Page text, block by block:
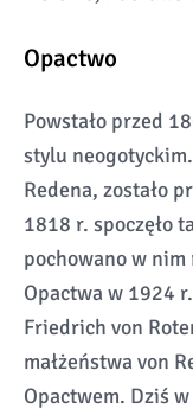
Opactwo
Powstało przed
stylu
Redena, zostało
1818 r. spoczęło
pochowano w
Opactwa w 1924
Friedrich von
małżeństwa von
Opactwem. Dziś